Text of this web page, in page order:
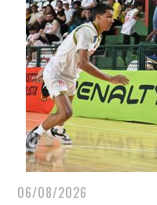
06/08/2026